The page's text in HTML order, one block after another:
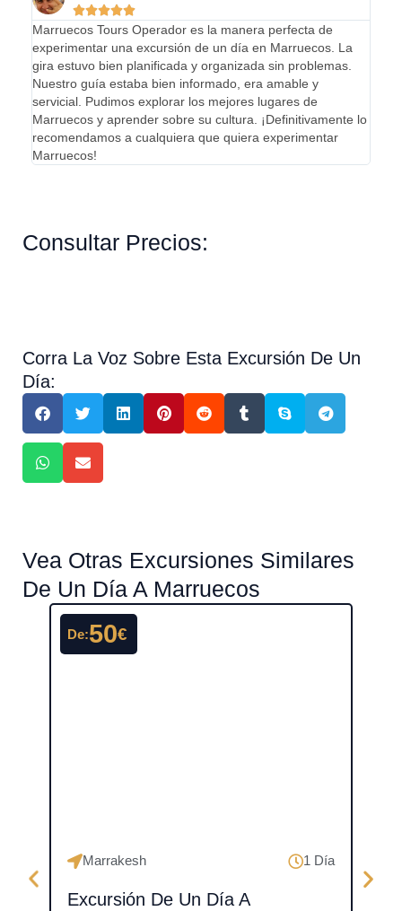

Marruecos Tours Operador es la manera perfecta de
experimentar una excursión de un día en Marruecos. La
gira estuvo bien planificada y organizada sin problemas.
Nuestro guía estaba bien informado, era amable y
servicial. Pudimos explorar los mejores lugares de
Marruecos y aprender sobre su cultura. ¡Definitivamente lo
recomendamos a cualquiera que quiera experimentar
Marruecos!
Consultar Precios:
Corra La Voz Sobre Esta Excursión De Un
Día:
Vea Otras Excursiones Similares
De Un Día A Marruecos
De:50€
Marrakesh 1 Día
Excursión De Un Día A